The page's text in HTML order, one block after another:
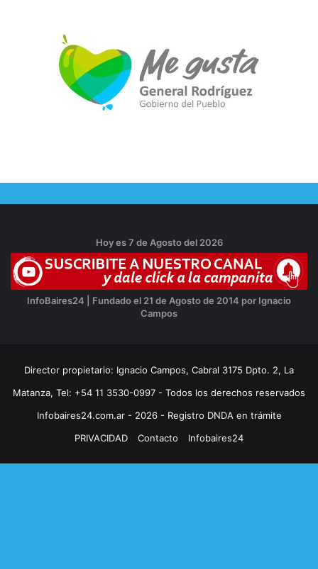
Hoy es 7 de Agosto del 2026
InfoBaires24 | Fundado el 21 de Agosto de 2014 por Ignacio
Campos
Director propietario: Ignacio Campos, Cabral 3175 Dpto. 2, La
Matanza, Tel: +54 11 3530-0997 - Todos los derechos reservados
Infobaires24.com.ar - 2026 - Registro DNDA en trámite
PRIVACIDAD
Contacto Infobaires24